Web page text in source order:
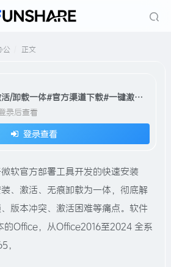
公 正文
一键Office#集安装/激活/卸载一体#官方渠道下载#一键激活#高速下载#A944
录后查看
登录查看
微软官方部署工具开发的快速安装
、激活、无痕卸载为一体，彻底解
版本冲突、激活困难等痛点。软件
的Office，从Office2016至2024 全系
，